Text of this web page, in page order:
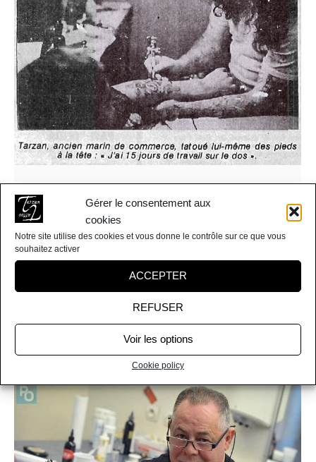
Gérer le consentement aux
cookies
Notre site utilise des cookies et vous donne le contrôle sur ce que vous
souhaitez activer
ACCEPTER
REFUSER
Voir les options
Cookie policy
1985)
Presse,Tatouage Par Tarzan Tattoo avril 10, 2015
Dans son petit commerce de la rue de la Claverie, c’est
lui le Grand Illustrateur, chargé d’Imager à fleur de peau
les idées qui courent le siècle. • Pourquoi les gens
viennent? En général, ils ne savent pas vraiment
pourquoi Ils se font tatouer. Chacun accorde la
signification qu’il veut bien à son dessin